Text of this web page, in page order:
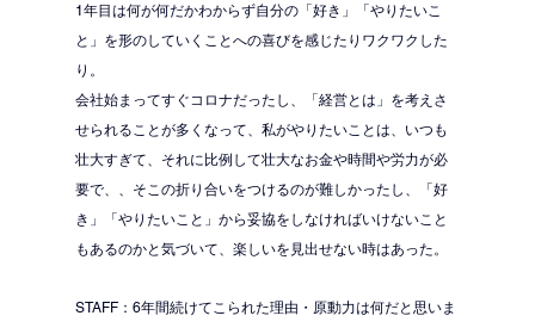
1年目は何が何だかわからず自分の「好き」「やりたいこ
と」を形のしていくことへの喜びを感じたりワクワクした
り。
会社始まってすぐコロナだったし、「経営とは」を考えさ
せられることが多くなって、私がやりたいことは、いつも
壮大すぎて、それに比例して壮大なお金や時間や労力が必
要で、、そこの折り合いをつけるのが難しかったし、「好
き」「やりたいこと」から妥協をしなければいけないこと
もあるのかと気づいて、楽しいを見出せない時はあった。
STAFF：6年間続けてこられた理由・原動力は何だと思いま